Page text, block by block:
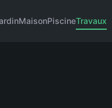
MaisonPiscineTravaux